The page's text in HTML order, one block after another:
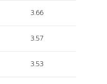
3.66
3.57
3.53